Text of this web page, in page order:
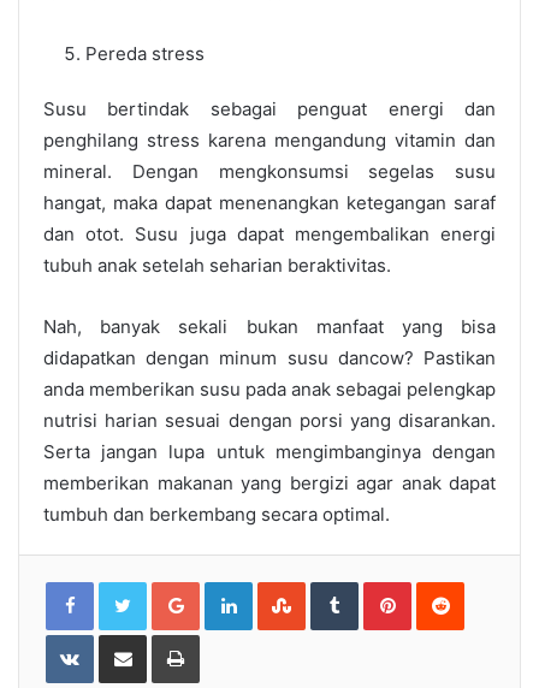
Pereda stress
Susu bertindak sebagai penguat energi dan
penghilang stress karena mengandung vitamin dan
mineral. Dengan mengkonsumsi segelas susu
hangat, maka dapat menenangkan ketegangan saraf
dan otot. Susu juga dapat mengembalikan energi
tubuh anak setelah seharian beraktivitas.
Nah, banyak sekali bukan manfaat yang bisa
didapatkan dengan minum susu dancow? Pastikan
anda memberikan susu pada anak sebagai pelengkap
nutrisi harian sesuai dengan porsi yang disarankan.
Serta jangan lupa untuk mengimbanginya dengan
memberikan makanan yang bergizi agar anak dapat
tumbuh dan berkembang secara optimal.
Google+LinkedInStumbleUpon
TumblrPinterestReddit
VKontakteShare
Email
Print